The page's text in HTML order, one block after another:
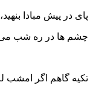
پای در پیش مبادا بنهید،
چشم ها در ره شب می
تکیه گاهم اگر امشب